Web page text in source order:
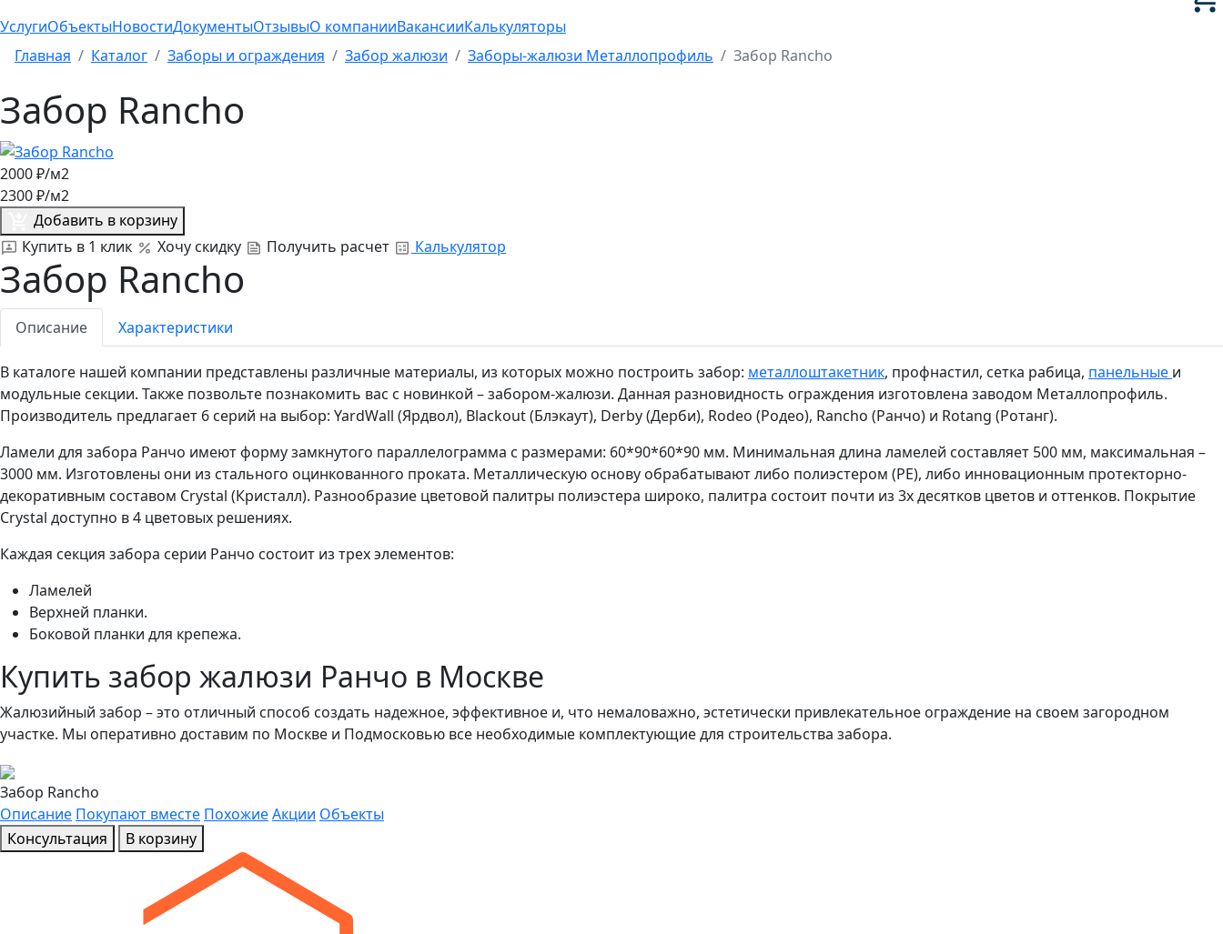
УслугиОбъектыНовостиДокументыОтзывыО компанииВакансииКалькуляторы
Главная
Каталог Заборы и ограждения Забор жалюзи Заборы-жалюзи Металлопрофиль Забор Rancho
Забор Rancho
2000₽/м2
2300₽/м2
Добавить в корзину
Купить в 1 клик
Хочу скидку Получить расчет Калькулятор
Забор Rancho
Описание Характеристики
В каталоге нашей компании представлены различные материалы, из которых можно построить забор: металлоштакетник, профнастил, сетка рабица, панельные и
модульные секции. Также позвольте познакомить вас с новинкой – забором-жалюзи. Данная разновидность ограждения изготовлена заводом Металлопрофиль.
Производитель предлагает 6 серий на выбор: YardWall (Ярдвол), Blackout (Блэкаут), Derby (Дерби), Rodeo (Родео), Rancho (Ранчо) и Rotang (Ротанг).
Ламели для забора Ранчо имеют форму замкнутого параллелограмма с размерами: 60*90*60*90 мм. Минимальная длина ламелей составляет 500 мм, максимальная –
3000 мм. Изготовлены они из стального оцинкованного проката. Металлическую основу обрабатывают либо полиэстером (РЕ), либо инновационным протекторно-
декоративным составом Crystal (Кристалл). Разнообразие цветовой палитры полиэстера широко, палитра состоит почти из 3х десятков цветов и оттенков. Покрытие
Crystal доступно в 4 цветовых решениях.
Каждая секция забора серии Ранчо состоит из трех элементов:
Ламелей
Верхней планки.
Боковой планки для крепежа.
Купить забор жалюзи Ранчо в Москве
Жалюзийный забор – это отличный способ создать надежное, эффективное и, что немаловажно, эстетически привлекательное ограждение на своем загородном
участке. Мы оперативно доставим по Москве и Подмосковью все необходимые комплектующие для строительства забора.
Забор Rancho
Описание Покупают вместе ПохожиеАкции Объекты
Консультация
В корзину